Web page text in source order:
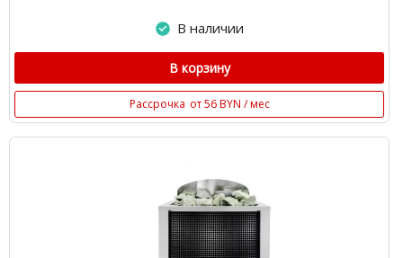
В наличии
В корзину
Рассрочка от 56 BYN / мес